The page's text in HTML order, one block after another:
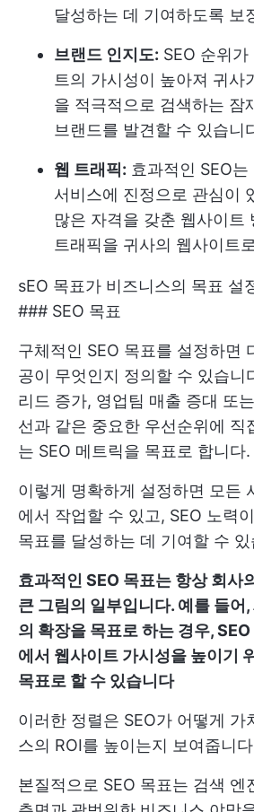
달성하는 데 기여하도록 보
브랜드 인지도: SEO 순위
트의 가시성이 높아져 귀사
을 적극적으로 검색하는 잠
브랜드를 발견할 수 있습니
웹 트래픽: 효과적인 SEO
서비스에 진정으로 관심이
많은 자격을 갖춘 웹사이트
트래픽을 귀사의 웹사이트
sEO 목표가 비즈니스의 목표 설
### SEO 목표
구체적인 SEO 목표를 설정하면
공이 무엇인지 정의할 수 있습니
리드 증가, 영업팀 매출 증대 또
선과 같은 중요한 우선순위에 직
는 SEO 메트릭을 목표로 합니다.
이렇게 명확하게 설정하면 모든
에서 작업할 수 있고, SEO 노력
목표를 달성하는 데 기여할 수
효과적인 SEO 목표는 항상 회사
큰 그림의 일부입니다. 예를 들어
의 확장을 목표로 하는 경우,
에서 웹사이트 가시성을 높이기
목표로 할 수 있습니다
이러한 정렬은 SEO가 어떻게 가
스의 ROI를 높이는지 보여줍니
본질적으로 SEO 목표는 검색 엔